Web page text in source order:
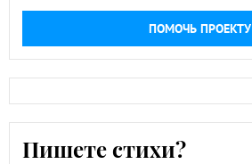
ПОМОЧЬ ПРОЕКТУ
Пишете стихи?